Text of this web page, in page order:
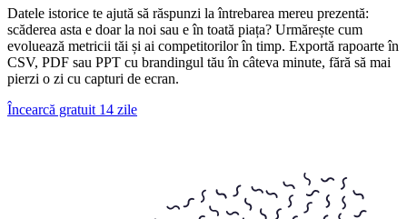
Datele istorice te ajută să răspunzi la întrebarea mereu prezentă:
scăderea asta e doar la noi sau e în toată piața? Urmărește cum
evoluează metricii tăi și ai competitorilor în timp. Exportă rapoarte în
CSV, PDF sau PPT cu brandingul tău în câteva minute, fără să mai
pierzi o zi cu capturi de ecran.
Încearcă gratuit 14 zile